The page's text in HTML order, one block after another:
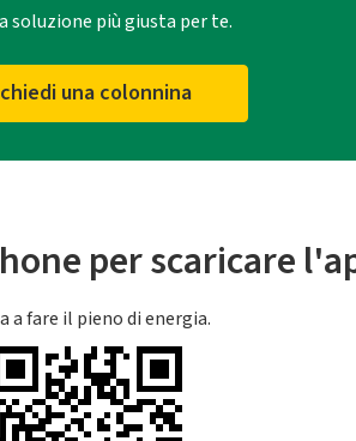
soluzione più giusta per te.
una colonnina
per scaricare
a fare il pieno di energia.